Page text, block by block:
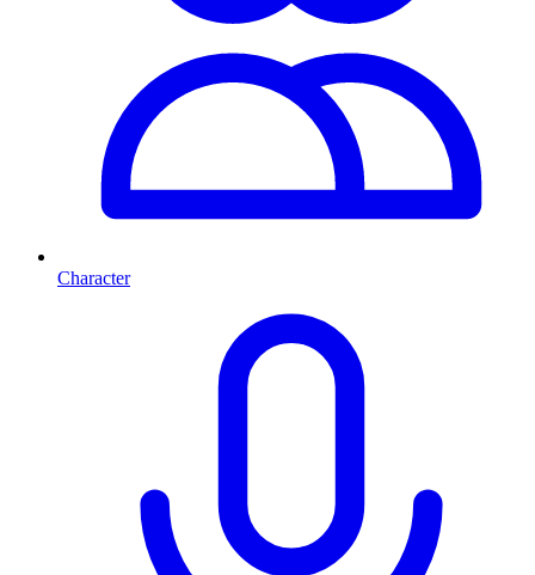
Character